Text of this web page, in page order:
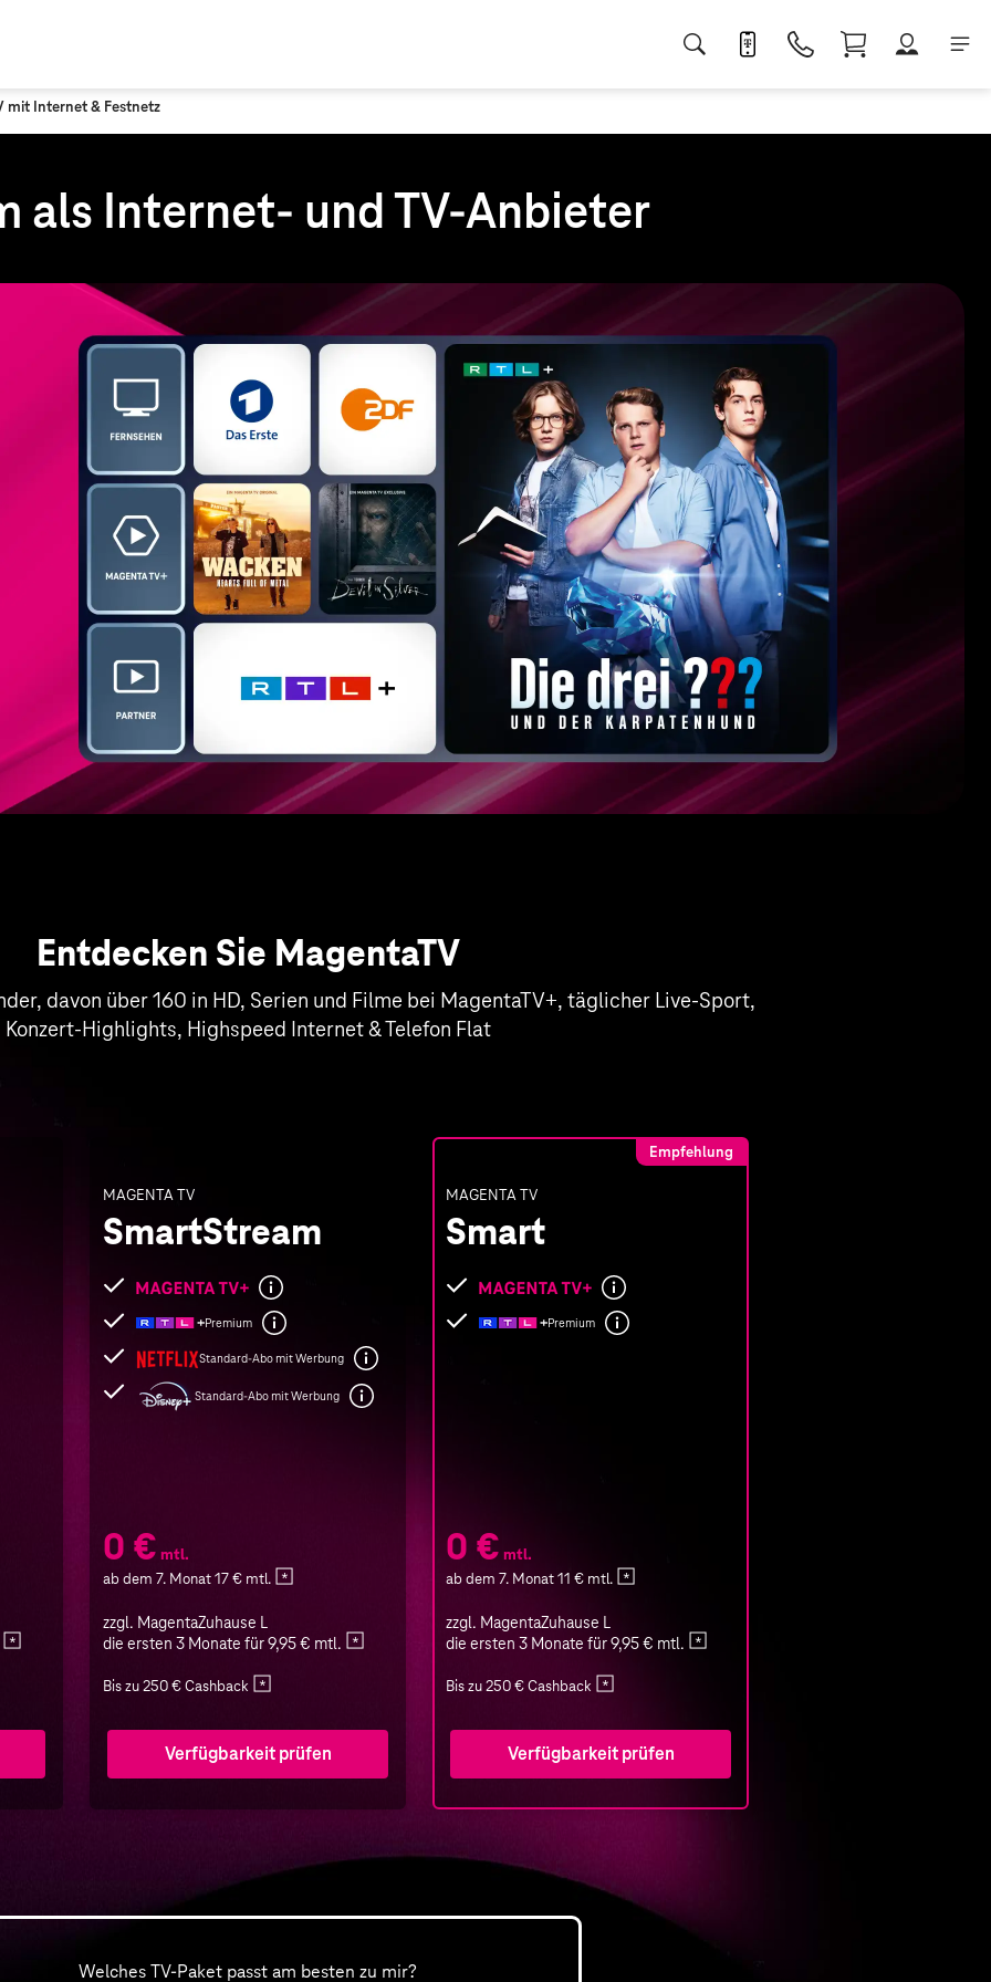
mit Internet & Festnetz
als Internet- und TV-Anbieter
Entdecken Sie MagentaTV
davon über 160 in HD, Serien und Filme bei MagentaTV+, täglicher Live-Sport,
Konzert-Highlights, Highspeed Internet & Telefon Flat
MAGENTA TV
SmartStream
Folgende
Leistungen
enthalten
Premium
Standard-Abo mit Werbung
Standard-Abo mit Werbung
0 € mtl.
ab dem 7. Monat 17 € mtl.
zzgl. MagentaZuhause L
die ersten 3 Monate für 9,95 € mtl.
Bis zu 250 € Cashback
Verfügbarkeit prüfen
MAGENTA TV
Smart
Empfehlung
Folgende
Leistungen
Premium
0 € mtl.
ab dem 7. Monat 11 € mtl.
zzgl. MagentaZuhause L
die ersten 3 Monate für 9,95 € mtl.
Bis zu 250 € Cashback
Verfügbarkeit prüfen
Welches TV-Paket passt am besten zu mir?